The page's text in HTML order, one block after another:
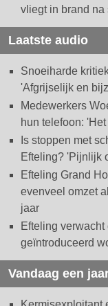
vliegt in brand na
Laatste audio
Snoeiharde
'Afgrijselijk en
Medewerkers
hun telefoon:
Is stoppen met
Efteling? 'Pijnlijk
Efteling Grand
evenveel omzet
jaar
Efteling
geïntroduceerd
Vandaag een